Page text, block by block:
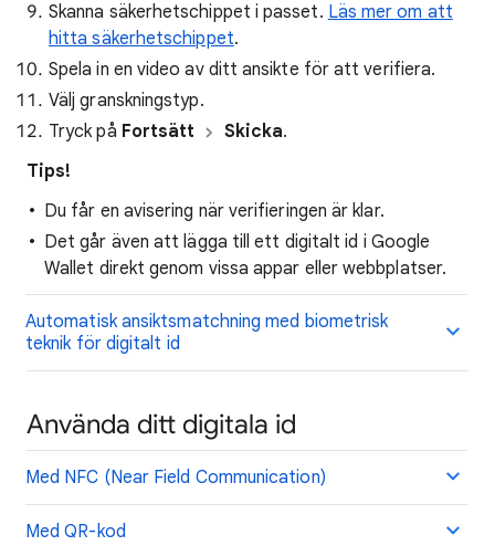
Skanna säkerhetschippet i passet. Läs mer om att
hitta säkerhetschippet.
Spela in en video av ditt ansikte för att verifiera.
Välj granskningstyp.
Tryck på Fortsätt Skicka.
Tips!
Du får en avisering när verifieringen är klar.
Det går även att lägga till ett digitalt id i Google
Wallet direkt genom vissa appar eller webbplatser.
Automatisk ansiktsmatchning med biometrisk
teknik för digitalt id
Använda ditt digitala id
Med NFC (Near Field Communication)
Med QR-kod